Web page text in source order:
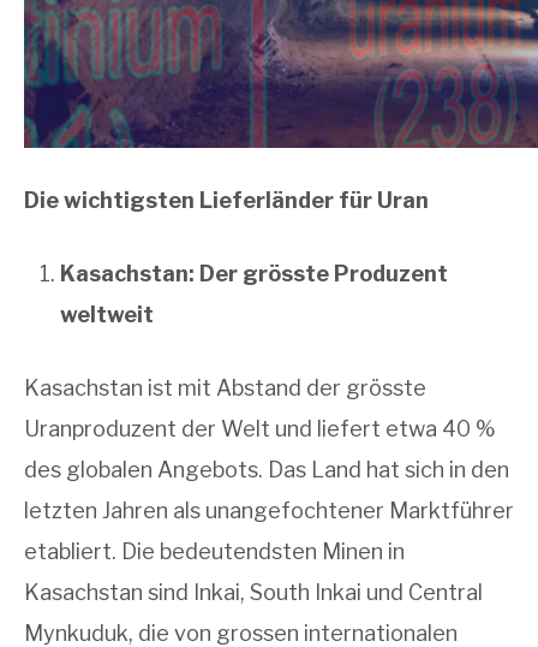
Die wichtigsten Lieferländer für Uran
Kasachstan: Der grösste Produzent
weltweit
Kasachstan ist mit Abstand der grösste
Uranproduzent der Welt und liefert etwa 40 %
des globalen Angebots. Das Land hat sich in den
letzten Jahren als unangefochtener Marktführer
etabliert. Die bedeutendsten Minen in
Kasachstan sind Inkai, South Inkai und Central
Mynkuduk, die von grossen internationalen